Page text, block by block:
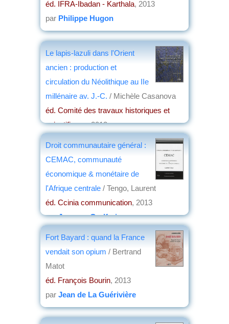
éd. IFRA-Ibadan - Karthala, 2013
par Philippe Hugon
Le lapis-lazuli dans l'Orient
ancien : production et
circulation du Néolithique au IIe
millénaire av. J.-C. / Michèle Casanova
éd. Comité des travaux historiques et
scientifiques, 2013
Droit communautaire général :
CEMAC, communauté
économique & monétaire de
l'Afrique centrale / Tengo, Laurent
éd. Ccinia communication, 2013
parJacques Godfrain
Fort Bayard : quand la France
vendait son opium / Bertrand
Matot
éd. François Bourin, 2013
par Jean de La Guérivière